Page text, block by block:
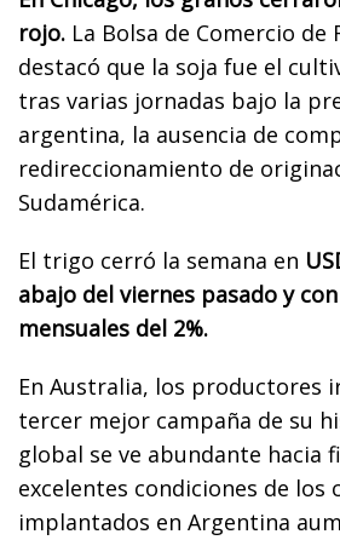
rojo. La Bolsa de Comercio de
destacó que la soja fue el
tras varias jornadas bajo la
argentina, la ausencia de
redireccionamiento de
Sudamérica.
El trigo cerró la semana en
abajo del viernes pasado y
mensuales del 2%.
En Australia, los productores
tercer mejor campaña de su
global se ve abundante hacia
excelentes condiciones de los
implantados en Argentina